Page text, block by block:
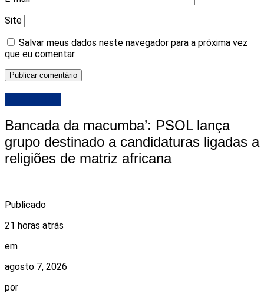
Site
Salvar meus dados neste navegador para a próxima vez
que eu comentar.
Bancada da macumba’: PSOL lança
grupo destinado a candidaturas ligadas a
religiões de matriz africana
Publicado
21 horas atrás
em
agosto 7, 2026
por